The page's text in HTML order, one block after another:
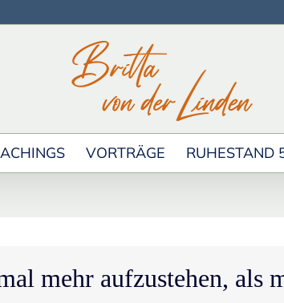
VORTRÄGE RUHESTAND
mehr aufzustehen, als